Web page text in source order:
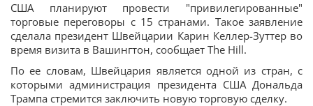
США планируют провести "привилегированные"
торговые переговоры с 15 странами. Такое заявление
сделала президент Швейцарии Карин Келлер-Зуттер во
время визита в Вашингтон, сообщает The Hill.
По ее словам, Швейцария является одной из стран, с
которыми администрация президента США Дональда
Трампа стремится заключить новую торговую сделку.